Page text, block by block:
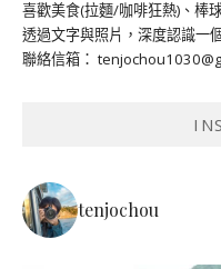
喜歡美食(拉麵/咖啡狂熱)、棒
透過文字與照片，深度認識一
聯絡信箱：
tenjochou